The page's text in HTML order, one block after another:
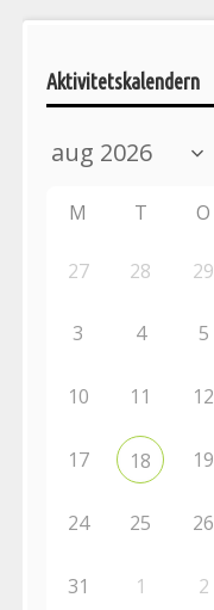
Aktivitetskalendern
M T O
27 28 29
3 4 5
10 11 12
17 18 19
24 25 26
31 1 2